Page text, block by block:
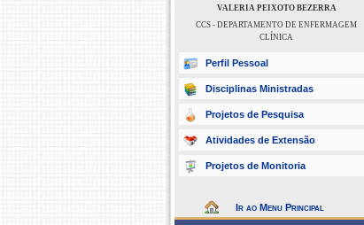
VALERIA PEIXOTO BEZERRA
CCS - DEPARTAMENTO DE ENFERMAGEM
CLÍNICA
Perfil Pessoal
Disciplinas Ministradas
Projetos de Pesquisa
Atividades de Extensão
Projetos de Monitoria
Ir ao Menu Principal